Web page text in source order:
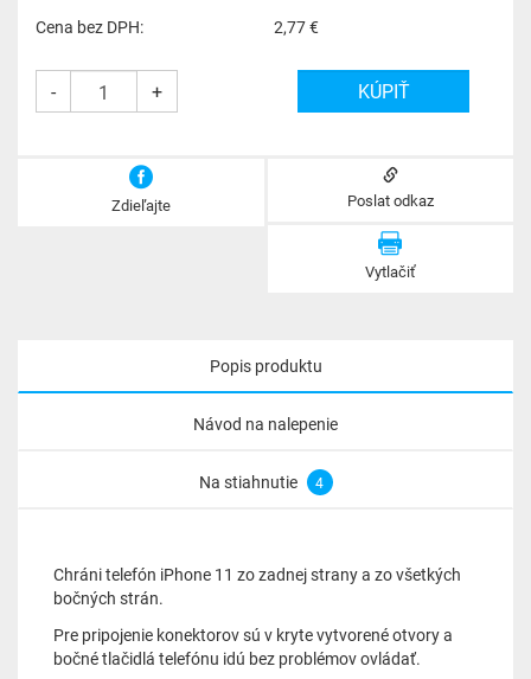
Cena bez DPH:
2,77€
- +
Zdieľajte Poslat odkaz
Vytlačiť
Popis produktu
Návod na nalepenie
Na stiahnutie 4
Chráni telefón iPhone 11 zo zadnej strany a zo všetkých
bočných strán.
Pre pripojenie konektorov sú v kryte vytvorené otvory a
bočné tlačidlá telefónu idú bez problémov ovládať.